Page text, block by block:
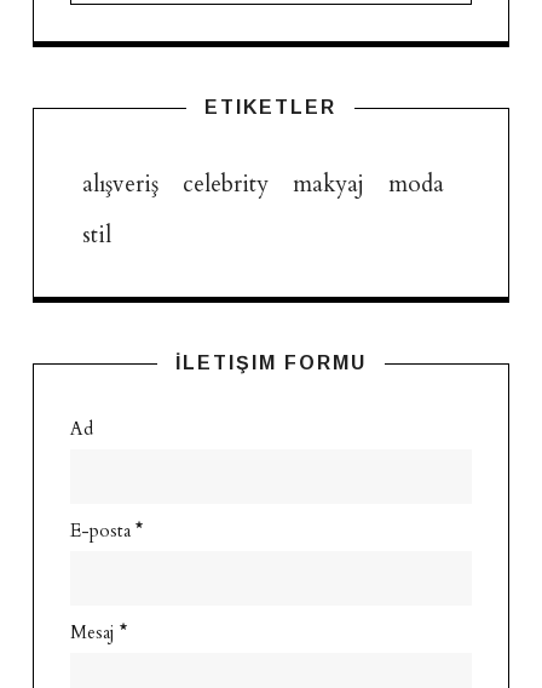
ETIKETLER
alışveriş celebrity makyaj
moda
stil
İLETIŞIM FORMU
Ad
E-posta *
Mesaj *